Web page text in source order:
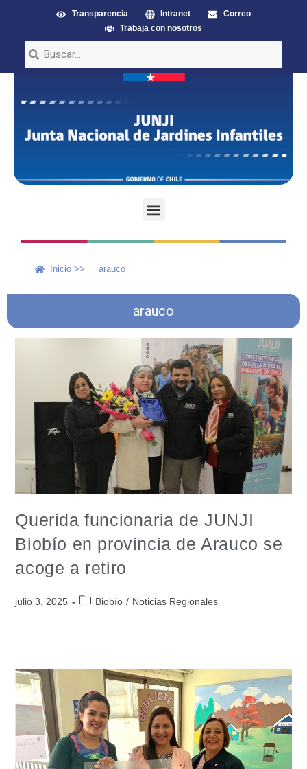
Transparencia Intranet
Correo
Trabaja con nosotros
Inicio >> arauco
arauco
Querida funcionaria de JUNJI
Biobío en provincia de Arauco se
acoge a retiro
julio 3, 2025 Biobío / Noticias Regionales